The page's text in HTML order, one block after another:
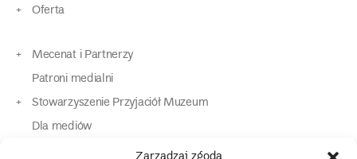
Oferta
Mecenat i Partnerzy
Patroni medialni
Stowarzyszenie Przyjaciół Muzeum
Dla mediów
Dla osób o specjalnych potrzebach